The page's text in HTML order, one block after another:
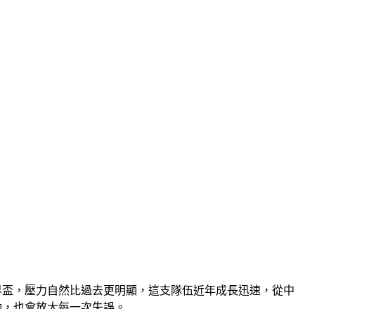
，壓力自然比過去更明顯，這支隊伍近年成長迅速，從中